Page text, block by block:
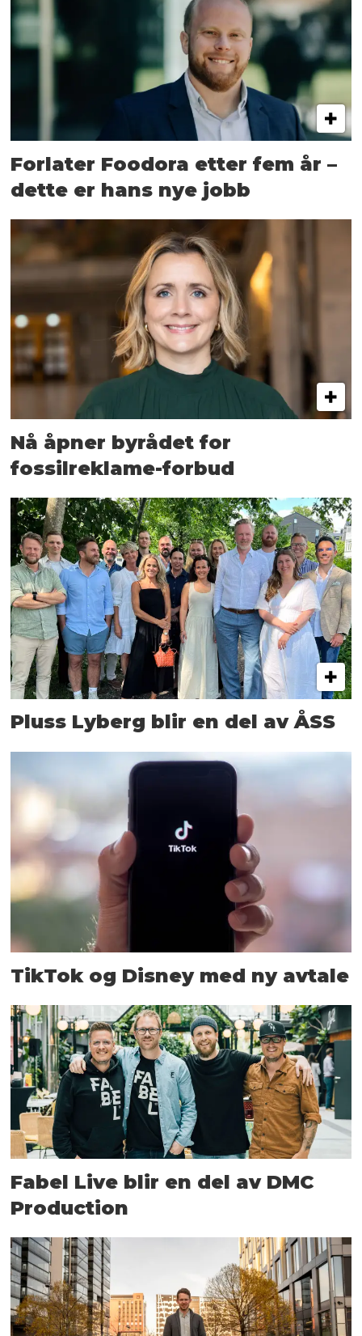
Forlater Foodora etter fem år –
dette er hans nye jobb
Nå åpner byrådet for
fossilreklame-forbud
Pluss Lyberg blir en del av ÅSS
TikTok og Disney med ny avtale
Fabel Live blir en del av DMC
Production